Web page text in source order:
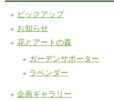
ピックアップ
お知らせ
花とアートの森
ガーデンサポーター
ラベンダー
企画ギャラリー